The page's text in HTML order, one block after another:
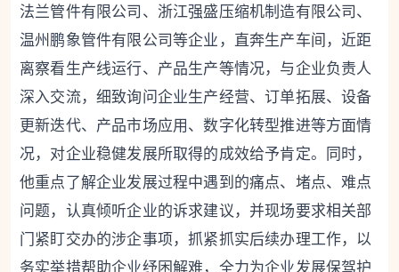
法兰管件有限公司、浙江强盛压缩机制造有限公司、
温州鹏象管件有限公司等企业，直奔生产车间，近距
离察看生产线运行、产品生产等情况，与企业负责人
深入交流，细致询问企业生产经营、订单拓展、设备
更新迭代、产品市场应用、数字化转型推进等方面情
况，对企业稳健发展所取得的成效给予肯定。同时，
他重点了解企业发展过程中遇到的痛点、堵点、难点
问题，认真倾听企业的诉求建议，并现场要求相关部
门紧盯交办的涉企事项，抓紧抓实后续办理工作，以
务实举措帮助企业纾困解难，全力为企业发展保驾护